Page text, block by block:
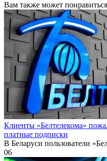
Вам также может понравиться
Клиенты «Белтелекома»
платные подписки
В Беларуси пользователи
06